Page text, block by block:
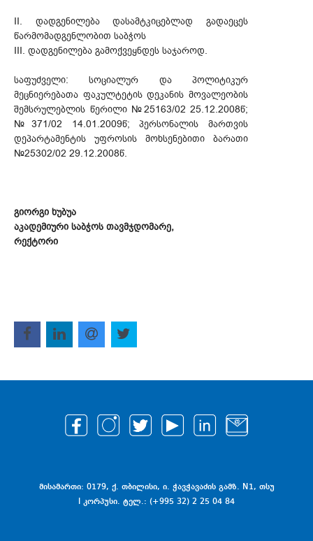
II. დადგენილება დასამტკიცებლად გადაეცეს
წარმომადგენლობით საბჭოს
III. დადგენილება გამოქვეყნდეს საჯაროდ.
საფუძველი: სოციალურ და პოლიტიკურ
მეცნიერებათა ფაკულტეტის დეკანის მოვალეობის
შემსრულებლის წერილი №25163/02 25.12.2008წ;
№371/02 14.01.2009წ; პერსონალის მართვის
დეპარტამენტის უფროსის მოხსენებითი ბარათი
№25302/02 29.12.2008წ.
გიორგი ხუბუა
აკადემიური საბჭოს თავმჯდომარე,
რექტორი
მისამართი: 0179, ქ. თბილისი, ი. ჭავჭავაძის გამზ. N1, თსუ
I კორპუსი. ტელ.: (+995 32) 2 25 04 84